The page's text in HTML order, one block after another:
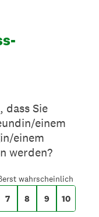
dass Sie
einem
einem
werden?
wahrscheinlich
7 8 9 10